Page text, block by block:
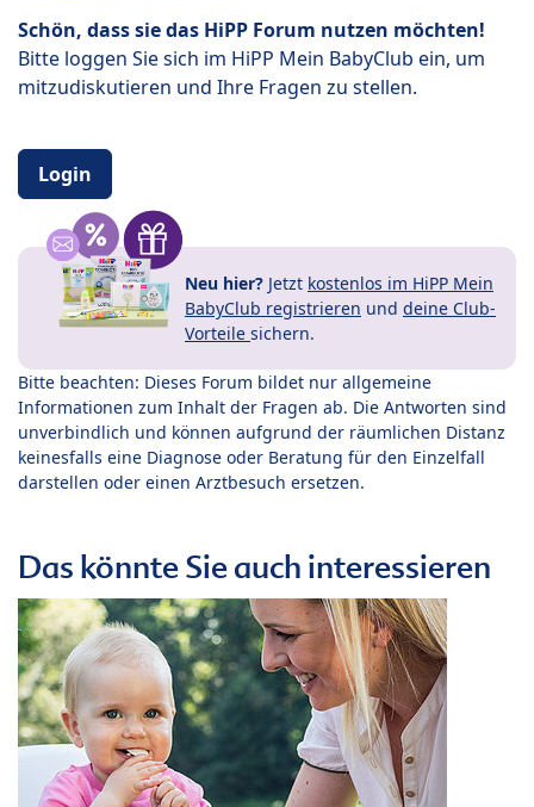
Schön, dass sie das HiPP Forum nutzen möchten!
Bitte loggen Sie sich im HiPP Mein BabyClub ein, um
mitzudiskutieren und Ihre Fragen zu stellen.
Login
Neu hier? Jetzt kostenlos im HiPP Mein
BabyClub registrieren und deine Club-
Vorteile sichern.
Bitte beachten: Dieses Forum bildet nur allgemeine
Informationen zum Inhalt der Fragen ab. Die Antworten sind
unverbindlich und können aufgrund der räumlichen Distanz
keinesfalls eine Diagnose oder Beratung für den Einzelfall
darstellen oder einen Arztbesuch ersetzen.
Das könnte Sie auch interessieren